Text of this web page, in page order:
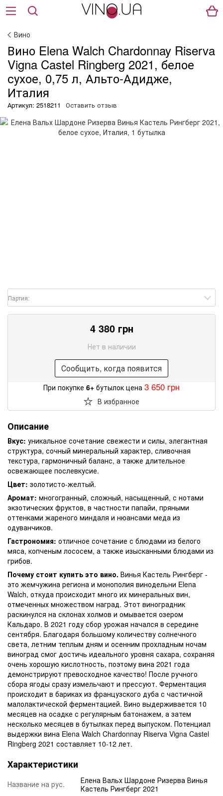
Вино
Вино Elena Walch Chardonnay Riserva
Vigna Castel Ringberg 2021, белое
сухое, 0,75 л, Альто-Адидже,
Италия
Артикул: 2518211 Оставить отзыв
Партия:
4 380 грн
Нет в наличии
Сообщить, когда появится
При покупке 6+ бутылок цена 3 650 грн
В избранное
Описание
Вкус: уникальное сочетание свежести и силы, элегантная
структура, сочный минеральный характер, сливочная
текстура, гармоничный баланс, а также длительное
освежающее послевкусие.
Цвет: золотисто-желтый.
Аромат: многогранный, сложный, насыщенный, с нотами
экзотических фруктов, в частности папайи, пряными
оттенками жареного миндаля и нюансами меда из
одуванчиков.
Гастрономия: отличное сочетание с блюдами из белого
мяса, копченым лососем, а также изысканными блюдами из
грибов.
Почему стоит купить это вино. Винья Кастель Рингберг -
это жемчужина региона и монополия винодельни Elena
Walch, откуда происходит много их минеральных вин,
отмеченных множеством наград. Этот виноградник
раскинулся на склонах холмов и омывается озером
Кальдаро. В 2021 году сбор урожая начался в середине
сентября. Благодаря большому количеству солнечного
света, летним теплым дням и осенним прохладным ночам
виноград смог достичь идеального уровня сахара, сохраняя
очень хорошую кислотность, поэтому вина 2021 года
демонстрируют превосходное качество! После ручного
сбора ягоды сразу измельчают и прессуют. Ферментация
происходит в бариках из французского дуба с частичной
малолактической ферментацией. Вино выдерживается 10
месяцев на осадке с регулярным батонажем, а затем
несколько месяцев в бутылках перед выпуском. Потенциал
выдержки вина Elena Walch Chardonnay Riserva Vigna Castel
Ringberg 2021 составляет 10-12 лет.
Характеристики
Название на рус.
Елена Вальх Шардоне Ризерва Винья
Кастель Рингберг 2021